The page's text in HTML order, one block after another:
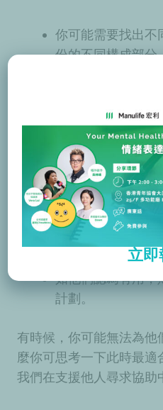
你可能需要找出不
份的不同構成部分
要保持冷靜，並保
協助患者尋找適當
你可以：
在治療前後提供額
如他們認為有用，
計劃。
有時候，你可能無法為他
麼你可思考一下此時最
我們在支援他人尋求協助
立即